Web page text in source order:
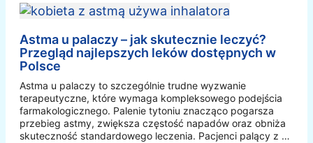
Astma u palaczy – jak skutecznie leczyć?
Przegląd najlepszych leków dostępnych w
Polsce
Astma u palaczy to szczególnie trudne wyzwanie
terapeutyczne, które wymaga kompleksowego podejścia
farmakologicznego. Palenie tytoniu znacząco pogarsza
przebieg astmy, zwiększa częstość napadów oraz obniża
skuteczność standardowego leczenia. Pacjenci palący z …